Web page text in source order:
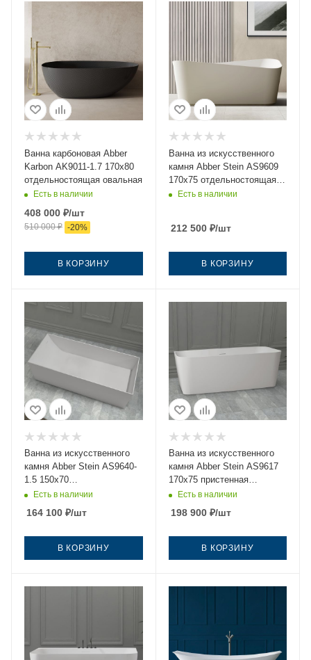
Ванна карбоновая Abber
Karbon AK9011-1.7 170х80
отдельностоящая овальная
Есть в наличии
408 000 ₽/шт
510 000₽ -20%
В КОРЗИНУ
Ванна из искусственного
камня Abber Stein AS9609
170х75 отдельностоящая
прямоугольная с ножками
Есть в наличии
212 500₽/шт
В КОРЗИНУ
Ванна из искусственного
камня Abber Stein AS9640-
1.5 150х70
отдельностоящая
прямоугольная с ножками
Есть в наличии
164 100 ₽/шт
В КОРЗИНУ
Ванна из искусственного
камня Abber Stein AS9617
170х75 пристенная
прямоугольная с ножками
Есть в наличии
198 900₽/шт
В КОРЗИНУ